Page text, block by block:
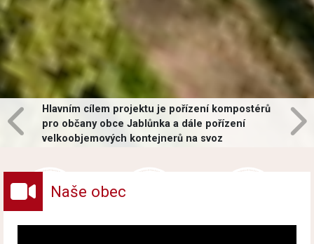
Hlavním cílem projektu je pořízení kompostérů
pro občany obce Jablůnka a dále pořízení
velkoobjemových kontejnerů na svoz
Naše obec